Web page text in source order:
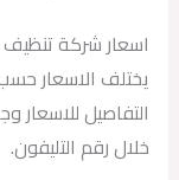
اسعار شركة تنظيف
يختلف الاسعار
التفاصيل
خلال رقم التليفون.